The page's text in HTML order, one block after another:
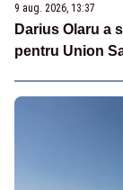
9 aug. 2026, 13:37
Darius Olaru a
pentru Union